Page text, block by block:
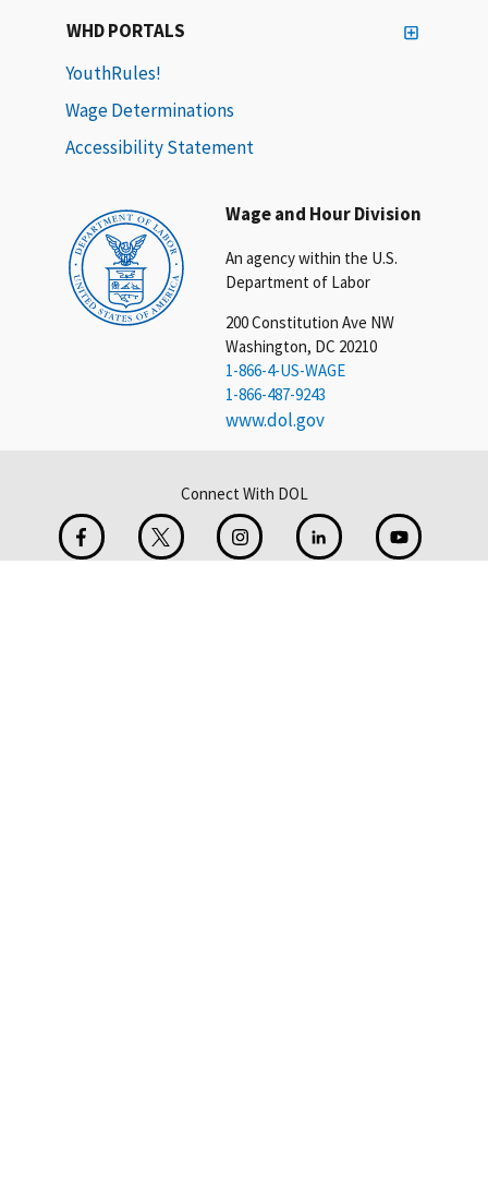
Wage and Hour Division
An agency within the U.S.
Department of Labor
200 Constitution Ave NW
Washington, DC 20210
1-866-4-US-WAGE
1-866-487-9243
www.dol.gov
WHD PORTALS
YouthRules!
Wage Determinations
Accessibility Statement
Connect With DOL